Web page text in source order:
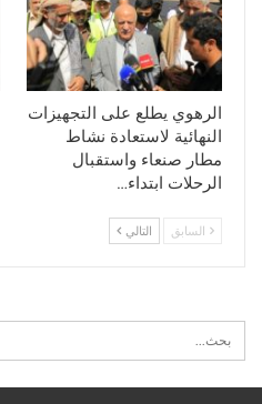
الرهوي يطلع على التجهيزات
النهائية لاستعادة نشاط
مطار صنعاء واستقبال
الرحلات ابتداء…
السابق التالي